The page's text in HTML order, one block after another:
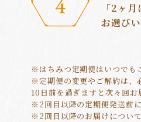
「2ヶ
お選び
※はちみつ定期便はいつでも
※定期便の変更やご解約は、
10日前を過ぎますと次々回お
※2回目以降の定期便発送前
※2回目以降のお届けについ